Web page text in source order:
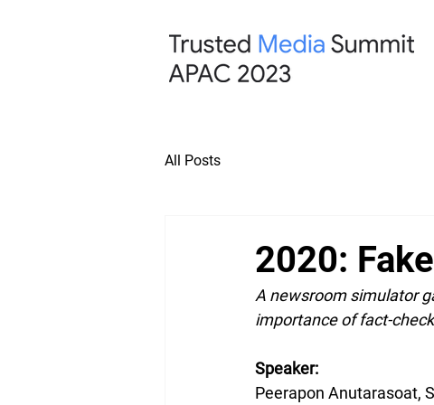
All Posts
2020:
A newsroom simulator
importance of fact-
Speaker:
Peerapon Anutarasoat,